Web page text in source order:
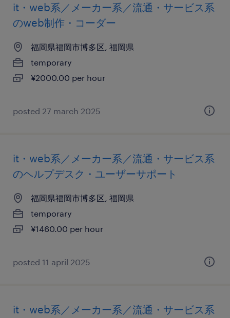
it・web系／メーカー系／流通・サービス系
のweb制作・コーダー
福岡県福岡市博多区, 福岡県
temporary
¥2000.00 per hour
posted 27 march 2025
it・web系／メーカー系／流通・サービス系
のヘルプデスク・ユーザーサポート
福岡県福岡市博多区, 福岡県
temporary
¥1460.00 per hour
posted 11 april 2025
it・web系／メーカー系／流通・サービス系